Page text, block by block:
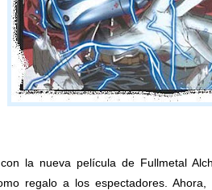
la nueva película de Fullmetal
regalo a los espectadores.